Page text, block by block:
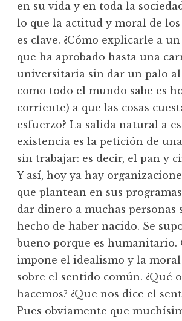
en su vida y en toda la
lo que la actitud y moral de los
es clave. ¿Cómo explicarle a
que ha aprobado hasta una
universitaria sin dar un palo al
como todo el mundo sabe es
corriente) a que las cosas
esfuerzo? La salida natural a
existencia es la petición de
sin trabajar: es decir, el pan y
Y así, hoy ya hay
que plantean en sus
dar dinero a muchas personas
hecho de haber nacido. Se
bueno porque es humanitario.
impone el idealismo y la
sobre el sentido común. ¿Qué
hacemos? ¿Que nos dice el
Pues obviamente que